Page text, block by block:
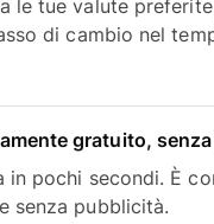
le tue valute
di cambio nel
gratuito,
in pochi secondi. È
senza pubblicità.